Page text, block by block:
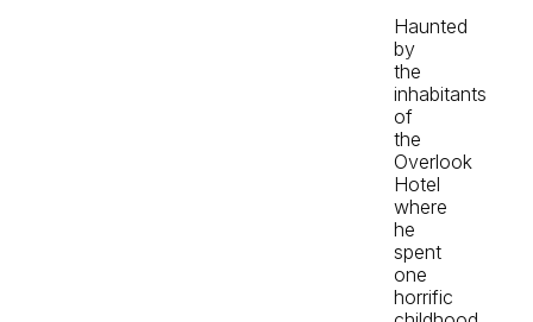
Haunted
by
the
inhabitants
of
the
Overlook
Hotel
where
he
spent
one
horrific